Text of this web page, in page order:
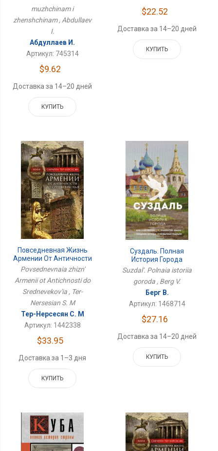
muzhchinam i
zhenshchinam , Abdullaev
I.
Абдуллаев И.
Артикул: 745314
$9.62
Доставка за 14–20 дней
КУПИТЬ
$22.52
Доставка за 14–20 дней
КУПИТЬ
Повседневная Жизнь
Армении От Античности
До Средневековья
Povsednevnaia zhizn'
Armenii ot Antichnosti do
Srednevekov'ia , Ter-
Nersesian S. M
Тер-Нерсесян С. М
Артикул: 1442338
$33.95
Доставка за 1–3 дня
КУПИТЬ
Суздаль. Полная
История Города
Suzdal'. Polnaia istoriia
goroda , Berg V.
Берг В.
Артикул: 1468714
$27.16
Доставка за 14–20 дней
КУПИТЬ